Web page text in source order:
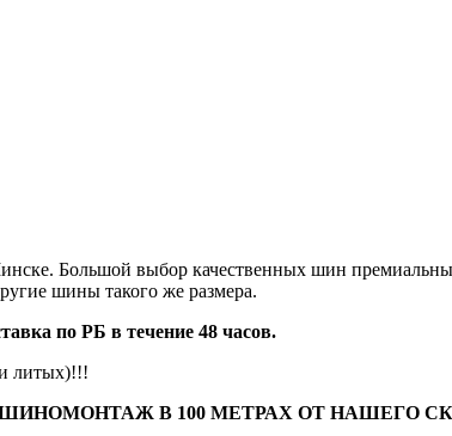
Большой выбор качественных шин
шины такого же размера.
по РБ в течение 48 часов.
литых)!!!
В 100 МЕТРАХ ОТ НАШЕГО